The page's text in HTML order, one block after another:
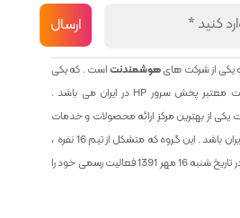
یکی از شرکت هایهوشمندنتاست . که یکی
شناخته ترین و یکی از شرکت معتبر پخش سرور HP در ایران می باشد .
یکی از بهترین مرکز ارائه محصولات و خدمات
IT با پشتیبانی 24 ساعته در ایران باشد . این گروه که متشکل از تیم 16 نفره ،
پشتیبانی و طراحی میباشد در تاریخ شنبه 16 مهر 1391 فعالیت رسمی خود را